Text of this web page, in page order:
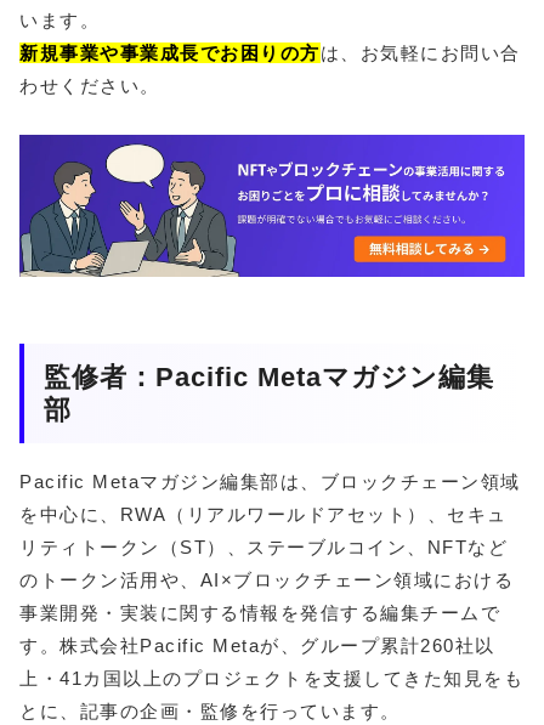
います。
新規事業や事業成長でお困りの方は、お気軽にお問い合
わせください。
監修者：Pacific Metaマガジン編集
部
Pacific Metaマガジン編集部は、ブロックチェーン領域
を中心に、RWA（リアルワールドアセット）、セキュ
リティトークン（ST）、ステーブルコイン、NFTなど
のトークン活用や、AI×ブロックチェーン領域における
事業開発・実装に関する情報を発信する編集チームで
す。株式会社Pacific Metaが、グループ累計260社以
上・41カ国以上のプロジェクトを支援してきた知見をも
とに、記事の企画・監修を行っています。